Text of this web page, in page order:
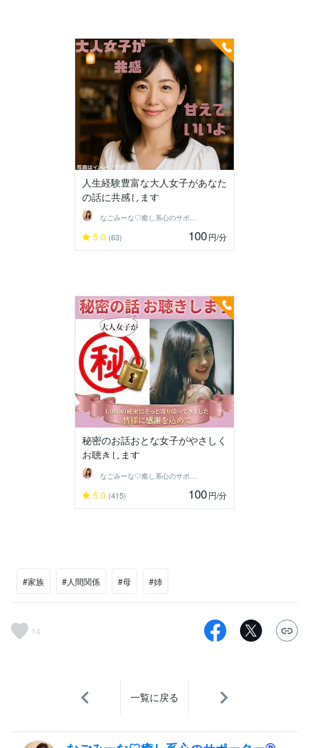
人生経験豊富な大人女子があなた
の話に共感します
なごみーな♡癒し系心のサポーター
5.0 (63) 100円/分
秘密のお話おとな女子がやさしく
お聴きします
5.0 (415) 100円/分
#家族 #人間関係 #母 #姉
14
一覧に戻る